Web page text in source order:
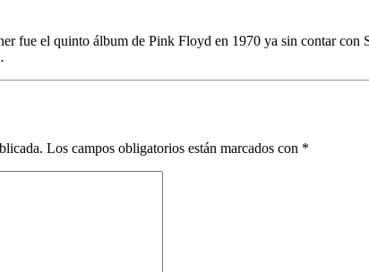
el quinto álbum de Pink Floyd en 1970 ya sin contar con
Los campos obligatorios están marcados con *